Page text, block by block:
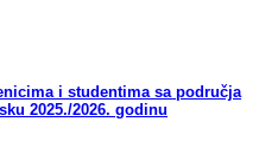
i studentima sa područja
2025./2026. godinu